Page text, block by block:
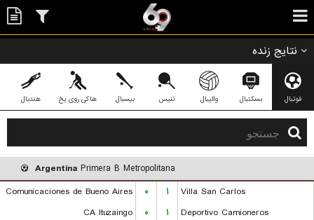
نتایج زنده
فوتبال بسکتبال والیبال تنیس بیسبال هاکی روی یخ هندبال
Argentina Primera B Metropolitana
Comunicaciones de Bueno Aires
۰ ۱
Villa San Carlos
CA Ituzaingo
۰ ۱
Deportivo Camioneros